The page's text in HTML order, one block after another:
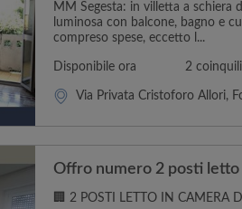
MM Segesta: in villetta a schiera
luminosa con balcone, bagno e
compreso spese, eccetto l...
Disponibile ora 2
Via Privata Cristoforo Allori, Forze
Offro numero 2 posti
🏢 2 POSTI LETTO IN CAMERA